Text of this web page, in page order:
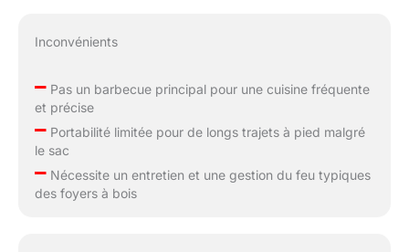
Inconvénients
–Pas un barbecue principal pour une cuisine fréquente
et précise
–Portabilité limitée pour de longs trajets à pied malgré
le sac
–Nécessite un entretien et une gestion du feu typiques
des foyers à bois